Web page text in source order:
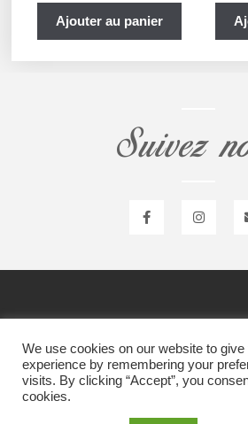
Ajouter au panier
Suivez
We use cookies on our website to
experience by remembering your
visits. By clicking “Accept”, you
cookies.